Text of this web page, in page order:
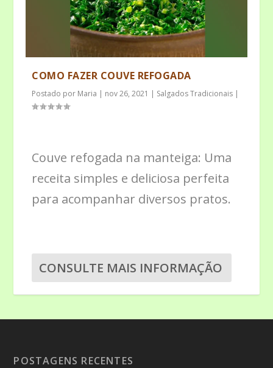
COMO FAZER COUVE REFOGADA
Postado por Maria | nov 26, 2021 | Salgados Tradicionais |
Couve refogada na manteiga: Uma
receita simples e deliciosa perfeita
para acompanhar diversos pratos.
CONSULTE MAIS INFORMAÇÃO
POSTAGENS RECENTES